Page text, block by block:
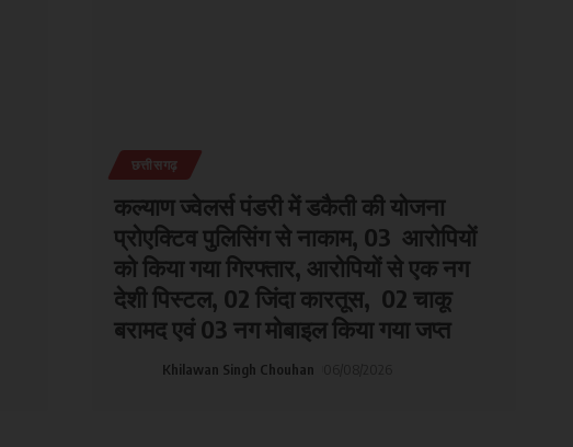
छत्तीसगढ़
कल्याण ज्वेलर्स पंडरी में डकैती की योजना
प्रोएक्टिव पुलिसिंग से नाकाम, 03 आरोपियों
को किया गया गिरफ्तार, आरोपियों से एक नग
देशी पिस्टल, 02 जिंदा कारतूस, 02 चाकू
बरामद एवं 03 नग मोबाइल किया गया जप्त
Khilawan Singh Chouhan